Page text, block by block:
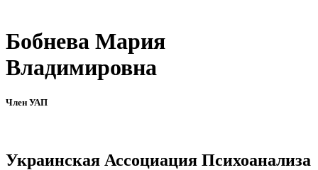
Бобнева Мария
Владимировна
Член УАП
Украинская Ассоциация Психоанализа